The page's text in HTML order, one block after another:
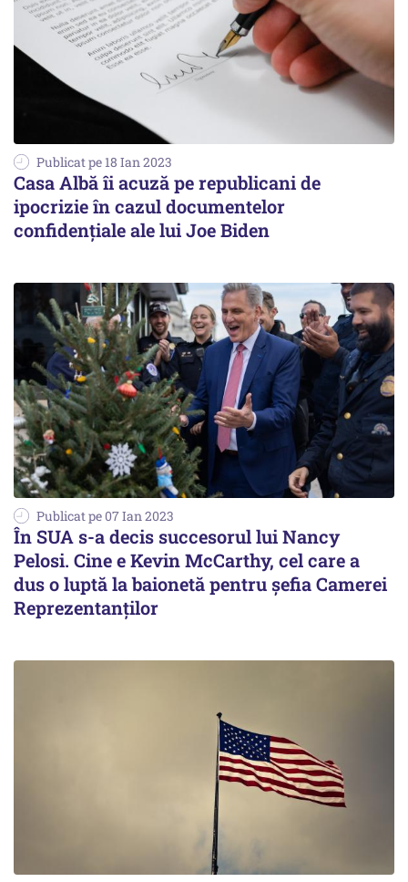
Publicat pe 18 Ian 2023
Casa Albă îi acuză pe republicani de
ipocrizie în cazul documentelor
confidenţiale ale lui Joe Biden
Publicat pe 07 Ian 2023
În SUA s-a decis succesorul lui Nancy
Pelosi. Cine e Kevin McCarthy, cel care a
dus o luptă la baionetă pentru șefia Camerei
Reprezentanților